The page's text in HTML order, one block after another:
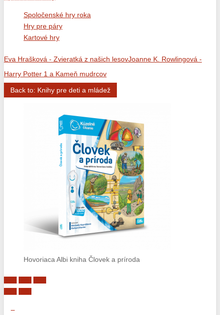
Spoločenské hry roka
Hry pre páry
Kartové hry
Eva Hrašková - Zvieratká z našich lesovJoanne K. Rowlingová -
Harry Potter 1 a Kameň mudrcov
Back to: Knihy pre deti a mládež
Hovoriaca Albi kniha Človek a príroda